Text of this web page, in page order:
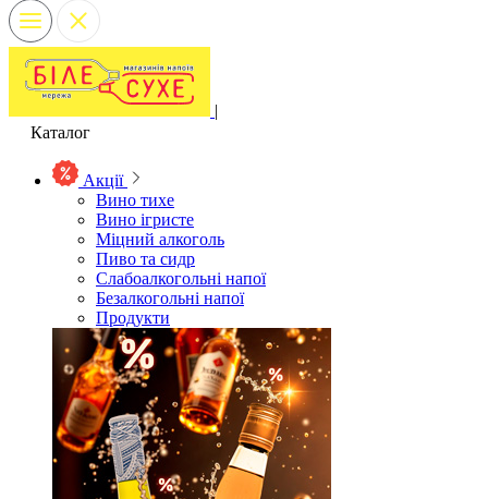
|
Каталог
Акції
Вино тихе
Вино ігристе
Міцний алкоголь
Пиво та сидр
Слабоалкогольні напої
Безалкогольні напої
Продукти